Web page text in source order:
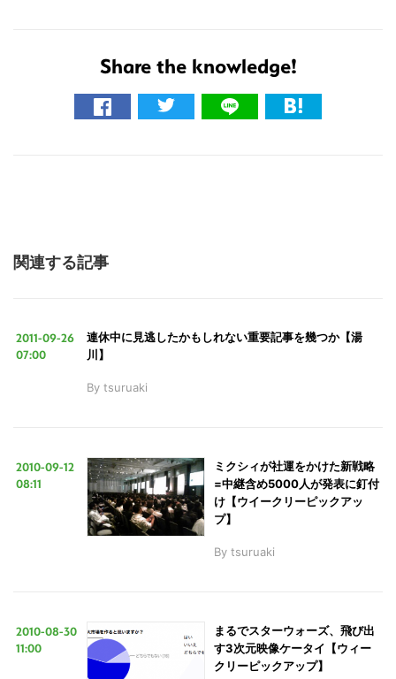
Share the knowledge!
関連する記事
2011-09-26
07:00
連休中に見逃したかもしれない重要記事を幾つか【湯
川】
By tsuruaki
2010-09-12
08:11
ミクシィが社運をかけた新戦略
=中継含め5000人が発表に釘付
け【ウイークリーピックアッ
プ】
By tsuruaki
2010-08-30
11:00
まるでスターウォーズ、飛び出
す3次元映像ケータイ【ウィー
クリーピックアップ】